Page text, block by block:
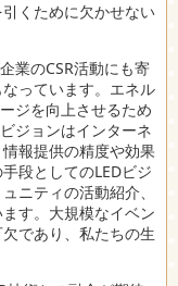
くために欠かせない
業のCSR活動にも寄
っています。エネル
ジを向上させるため
ジョンはインターネ
報提供の精度や効果
段としてのLEDビジ
ニティの活動紹介、
す。大規模なイベン
であり、私たちの生